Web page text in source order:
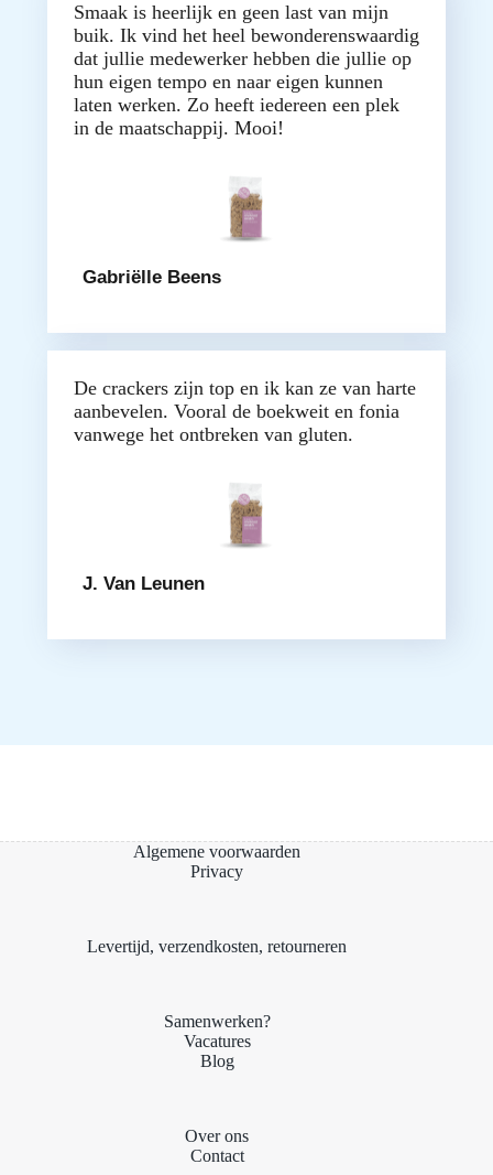
Smaak is heerlijk en geen last van mijn
buik. Ik vind het heel bewonderenswaardig
dat jullie medewerker hebben die jullie op
hun eigen tempo en naar eigen kunnen
laten werken. Zo heeft iedereen een plek
in de maatschappij. Mooi!
Gabriëlle Beens
De crackers zijn top en ik kan ze van harte
aanbevelen. Vooral de boekweit en fonia
vanwege het ontbreken van gluten.
J. Van Leunen
Algemene voorwaarden
Privacy
Levertijd, verzendkosten, retourneren
Samenwerken?
Vacatures
Blog
Over ons
Contact